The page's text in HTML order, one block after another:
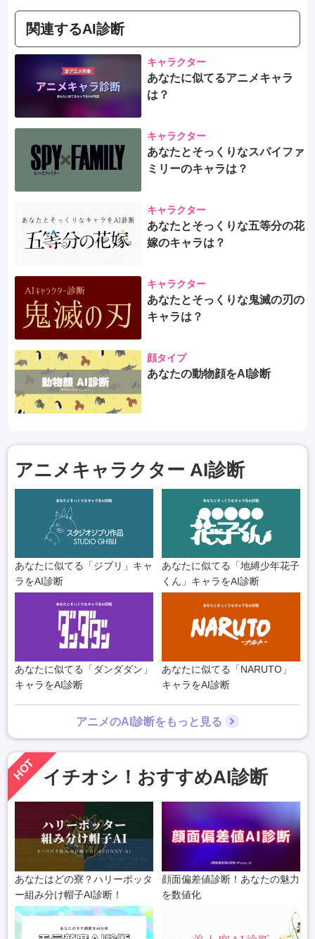
関連するAI診断
キャラクター
あなたに似てるアニメキャラ
は？
キャラクター
あなたとそっくりなスパイファ
ミリーのキャラは？
キャラクター
あなたとそっくりな五等分の花
嫁のキャラは？
キャラクター
あなたとそっくりな鬼滅の刃の
キャラは？
顔タイプ
あなたの動物顔をAI診断
アニメキャラクター AI診断
あなたに似てる「ジブリ」キャ
ラをAI診断
あなたに似てる「地縛少年花子
くん」キャラをAI診断
あなたに似てる「ダンダダン」
キャラをAI診断
あなたに似てる「NARUTO」
キャラをAI診断
アニメのAI診断をもっと見る
HOT イチオシ！おすすめAI診断
あなたはどの寮？ハリーポッタ
ー組み分け帽子AI診断！
顔面偏差値診断！あなたの魅力
を数値化